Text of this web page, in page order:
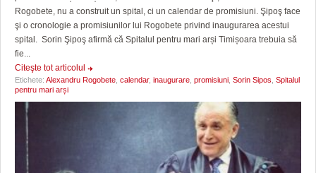
Rogobete, nu a construit un spital, ci un calendar de promisiuni. Şipoş face
şi o cronologie a promisiunilor lui Rogobete privind inaugurarea acestui
spital. Sorin Şipoş afirmă că Spitalul pentru mari arși Timișoara trebuia să
fie...
Citeşte tot articolul
Etichete: Alexandru Rogobete calendar, inaugurare promisiuni Sorin Sipos Spitalul
pentru mari arși